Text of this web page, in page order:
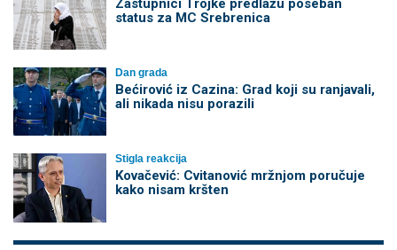
Zastupnici Trojke predlažu poseban
status za MC Srebrenica
Dan grada
Bećirović iz Cazina: Grad koji su ranjavali,
ali nikada nisu porazili
Stigla reakcija
Kovačević: Cvitanović mržnjom poručuje
kako nisam kršten